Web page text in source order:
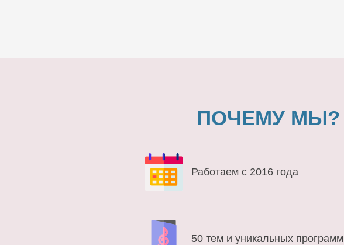
ПОЧЕМУ МЫ?
Работаем с 2016 года
50 тем и уникальных программ